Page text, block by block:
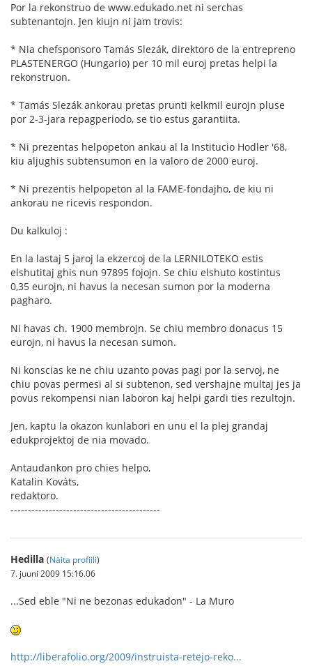
Por la rekonstruo de www.edukado.net ni serchas
subtenantojn. Jen kiujn ni jam trovis:
* Nia chefsponsoro Tamás Slezák, direktoro de la entrepreno
PLASTENERGO (Hungario) per 10 mil euroj pretas helpi la
rekonstruon.
* Tamás Slezák ankorau pretas prunti kelkmil eurojn pluse
por 2-3-jara repagperiodo, se tio estus garantiita.
* Ni prezentas helpopeton ankau al la Institucio Hodler '68,
kiu aljughis subtensumon en la valoro de 2000 euroj.
* Ni prezentis helpopeton al la FAME-fondajho, de kiu ni
ankorau ne ricevis respondon.
Du kalkuloj :
En la lastaj 5 jaroj la ekzercoj de la LERNILOTEKO estis
elshutitaj ghis nun 97895 fojojn. Se chiu elshuto kostintus
0,35 eurojn, ni havus la necesan sumon por la moderna
pagharo.
Ni havas ch. 1900 membrojn. Se chiu membro donacus 15
eurojn, ni havus la necesan sumon.
Ni konscias ke ne chiu uzanto povas pagi por la servoj, ne
chiu povas permesi al si subtenon, sed vershajne multaj jes ja
povus rekompensi nian laboron kaj helpi gardi ties rezultojn.
Jen, kaptu la okazon kunlabori en unu el la plej grandaj
edukprojektoj de nia movado.
Antaudankon pro chies helpo,
Katalin Kováts,
redaktoro.
-------------------------------------------
Hedilla (Näita profiili)
7. juuni 2009 15:16.06
...Sed eble "Ni ne bezonas edukadon" - La Muro
http://liberafolio.org/2009/instruista-retejo-reko...